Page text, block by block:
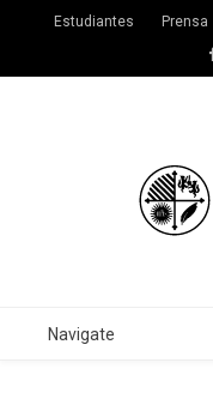
Estudiantes Prensa
Navigate